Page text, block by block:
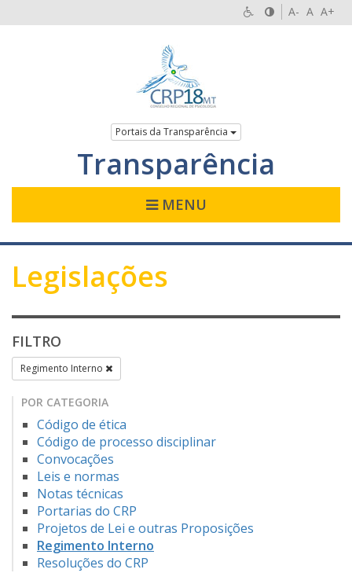
A- A A+
Portais da Transparência
Transparência
MENU
Legislações
FILTRO
Regimento Interno
POR CATEGORIA
Código de ética
Código de processo disciplinar
Convocações
Leis e normas
Notas técnicas
Portarias do CRP
Projetos de Lei e outras Proposições
Regimento Interno
Resoluções do CRP